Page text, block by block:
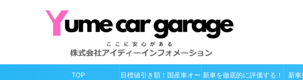
TOP 目標値引き額！国産車オー 新車を徹底的に評価する！ 新